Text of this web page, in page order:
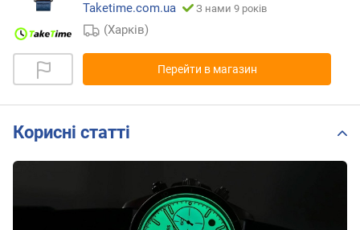
Taketime.com.ua
З нами 9 років
(Харків)
Перейти в магазин
Корисні статті